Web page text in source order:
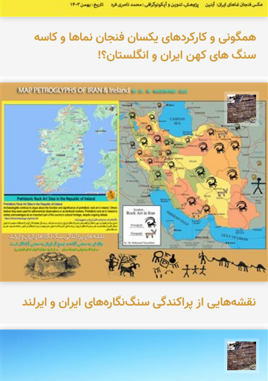
همگونی و کارکردهای یکسان فنجان نماها و کاسه
سنگ های کهن ایران و انگلستان؟!
محمد ناصری فرد
نقشه‌هایی از پراکندگی سنگ‌نگاره‌های ایران و ایرلند